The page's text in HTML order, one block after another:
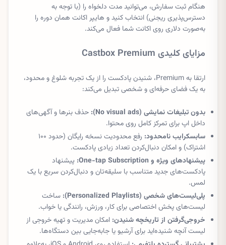
هنگام ثبت سفارش، می‌توانید مدت دلخواه را (با توجه به
دسترس‌پذیری ریجنی) انتخاب کنید و هایپر اکانت همان دوره را
به‌صورت دلاری روی اکانت شما فعال می‌کند.
مزایای کلیدی Castbox Premium
ارتقا به Premium، شنیدن پادکست را از یک تجربه شلوغ و محدود،
به یک فضای حرفه‌ای و شخصی تبدیل می‌کند:
بدون تبلیغات نمایشی (No visual ads):
حذف بنرها و آگهی‌های
داخل اپ برای تمرکز کامل روی محتوا.
سابسکرایب نامحدود:
رفع محدودیت نسخه رایگان (حدود ۱۰۰
اشتراک) و امکان دنبال‌کردن تعداد زیادی پادکست.
پیشنهادهای ویژه و One-tap Subscription:
پیشنهاد
پادکست‌های جدید متناسب با سلیقه‌تان و دنبال‌کردن سریع با یک
لمس.
پلی‌لیست‌های شخصی (Personalized Playlists):
ساخت
لیست‌های پخش اختصاصی برای کار، ورزش، رانندگی یا خواب.
خروجی‌گرفتن از تاریخچه شنیدن: امکان مدیریت و تهیه خروجی از
لیست آنچه شنیده‌اید برای آرشیو یا جابه‌جایی بین دستگاه‌ها.